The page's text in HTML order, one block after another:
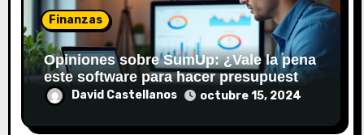
Finanzas
Opiniones sobre SumUp: ¿Vale la pena
este software para hacer presupuestos
y facturar?
David Castellanos octubre 15, 2024